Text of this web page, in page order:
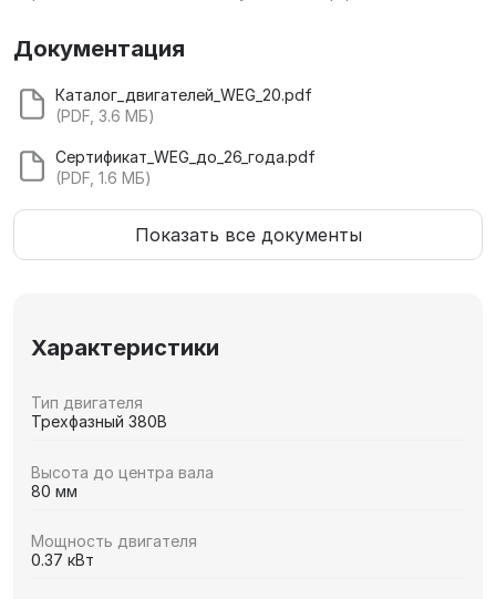
Документация
Каталог_двигателей_WEG_20.pdf
(PDF, 3.6 МБ)
Сертификат_WEG_до_26_года.pdf
(PDF, 1.6 МБ)
Показать все документы
Характеристики
Тип двигателя
Трехфазный 380В
Высота до центра вала
80 мм
Мощность двигателя
0.37 кВт